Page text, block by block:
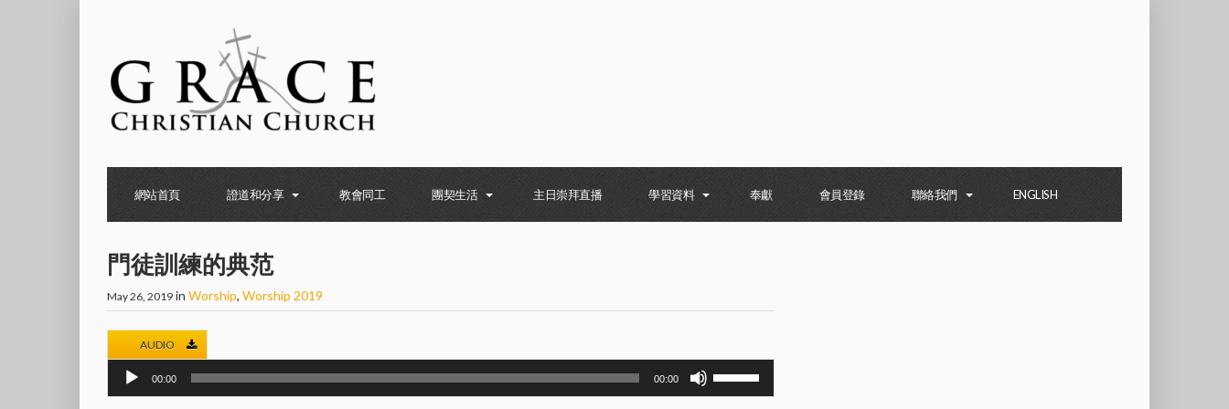
網站首頁 證道和分享 教會同工 團契生活 主日崇拜直播 學習資料 奉獻 會員登錄 聯絡我們 ENGLISH
門徒訓練的典范
May 26, 2019 in Worship, Worship 2019
AUDIO
Audio
Player
00:00 00:00